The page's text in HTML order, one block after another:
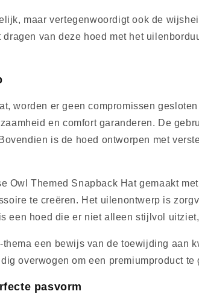
maar vertegenwoordigt ook de
van deze hoed met het
worden er geen compromissen
en comfort garanderen. De
is de hoed ontworpen met
Owl Themed Snapback Hat gemaakt
te creëren. Het uilenontwerp is
een hoed die er niet alleen stijlvol
een bewijs van de toewijding
overwogen om een ​​premiumproduct
pasvorm